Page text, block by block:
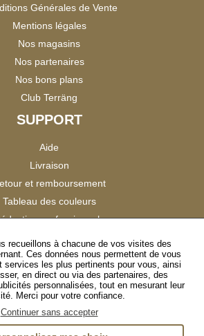
Générales de Vente
Mentions légales
Nos magasins
Nos partenaires
Nos bons plans
Club Terräng
SUPPORT
Aide
Livraison
et remboursement
Tableau des couleurs
professionnels
Satisfaction Clients
SUIVEZ-NOUS
recueillons à chacune de vos visites des
Ces données nous permettent de vous
services les plus pertinents pour vous, ainsi
en direct ou via des partenaires, des
personnalisées, tout en mesurant leur
Merci pour votre confiance.
Continuer sans accepter